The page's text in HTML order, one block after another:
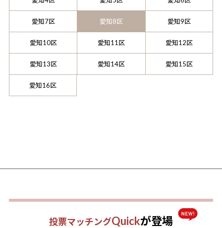
愛知7区 愛知8区 愛知9区
愛知10区 愛知11区 愛知12区
愛知13区 愛知14区 愛知15区
愛知16区
投票マッチングQuickが登場